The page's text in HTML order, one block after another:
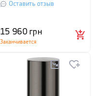
Оставить отзыв
15 960грн
Заканчивается